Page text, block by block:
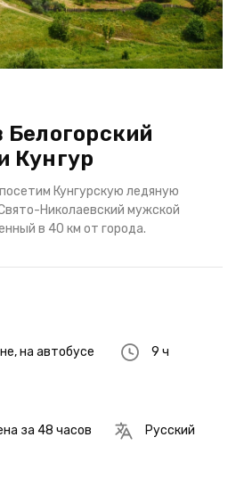
Белогорский
Кунгур
Кунгурскую ледяную
Николаевский мужской
в 40 км от города.
, на автобусе 9 ч
за 48 часов Русский